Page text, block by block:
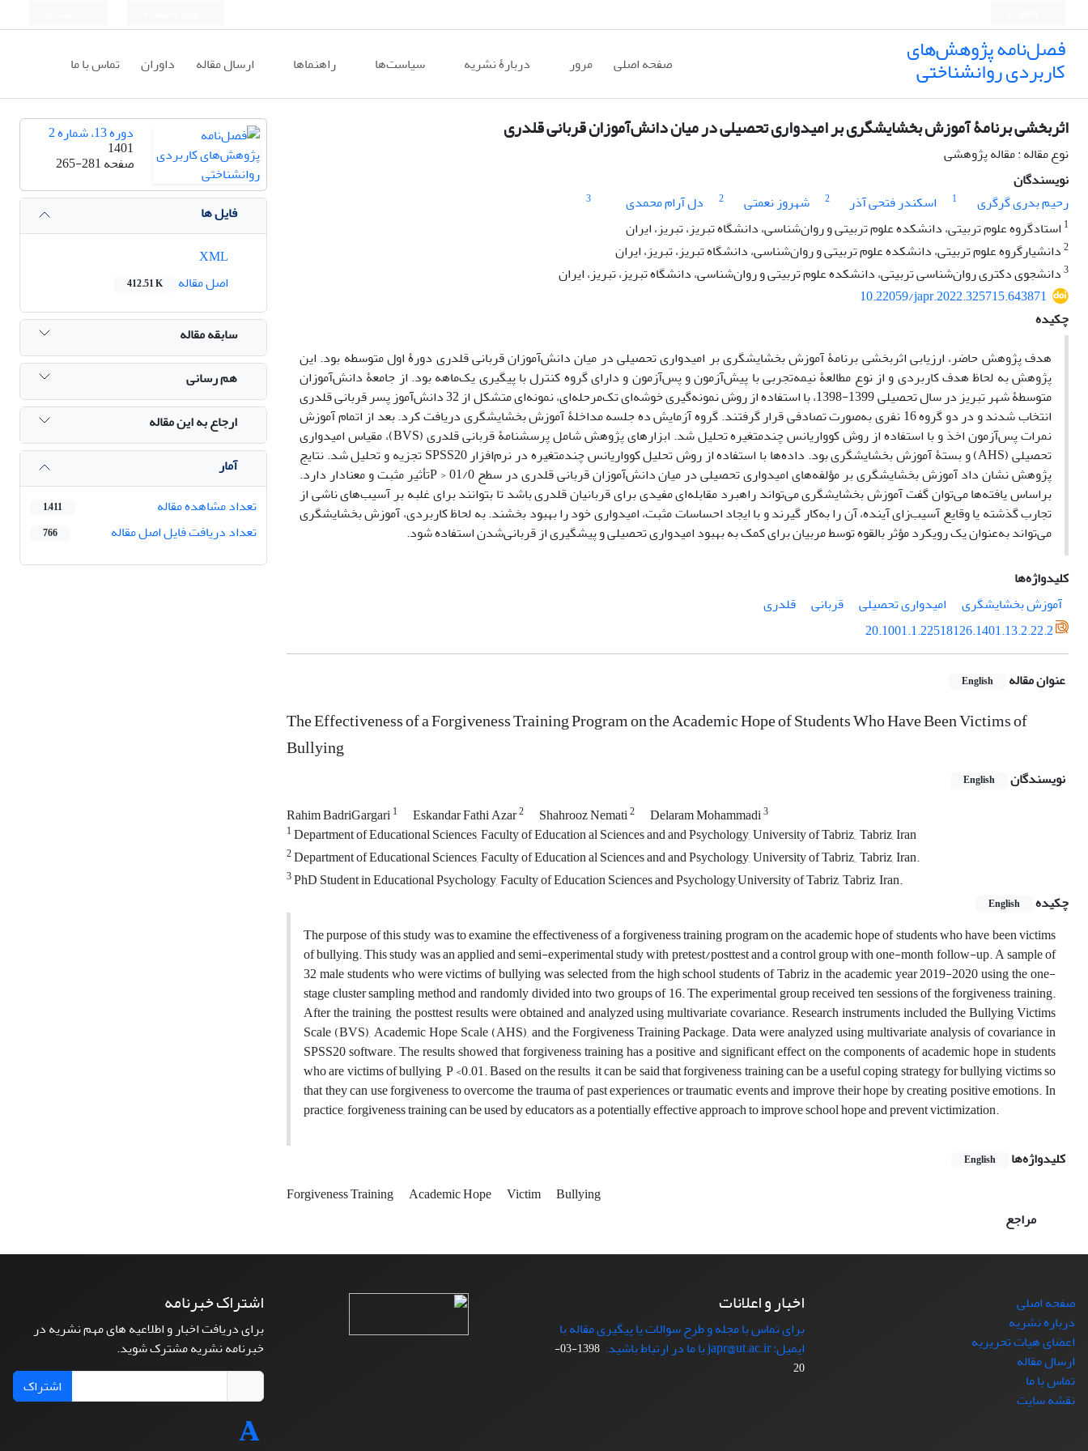
فصل‌نامه پژوهش‌های
کاربردی روانشناختی صفحه اصلی مرور دربارۀ نشریه سیاست‌ها راهنماها ارسال مقاله داوران تماس با ما
اثربخشی برنامۀ آموزش بخشایشگری بر امیدواری تحصیلی در میان دانش‌آموزان قربانی قلدری
نوع مقاله : مقاله پژوهشی
نویسندگان
رحیم بدری گرگری
1 اسکندر فتحی آذر 2 شهروز نعمتی 2 دل آرام محمدی
3
1 استادگروه علوم تربیتی، دانشکده علوم تربیتی و روان‌شناسی، دانشگاه تبریز، تبریز، ایران
2دانشیارگروه علوم تربیتی، دانشکده علوم تربیتی و روان‌شناسی، دانشگاه تبریز، تبریز، ایران
3دانشجوی دکتری روان‌شناسی تربیتی، دانشکده علوم تربیتی و روان‌شناسی، دانشگاه تبریز، تبریز، ایران
10.22059/japr.2022.325715.643871
چکیده
هدف پژوهش حاضر، ارزیابی اثربخشی برنامۀ آموزش بخشایشگری بر امیدواری تحصیلی در میان دانش‌آموزان قربانی قلدری دورۀ اول متوسطه بود. این
پژوهش به لحاظ هدف کاربردی و از نوع مطالعۀ نیمه‌تجربی با پیش‌آزمون و پس‌آزمون و دارای گروه کنترل با پیگیری یک‌ماهه بود. از جامعۀ دانش‌آموزان
متوسطۀ شهر تبریز در سال تحصیلی 1399-1398، با استفاده از روش نمونه‌گیری خوشه‌ای تک‌مرحله‌ای، نمونه‌ای متشکل از 32 دانش‌آموز پسر قربانی قلدری
انتخاب شدند و در دو گروه 16 نفری به‌صورت تصادفی قرار گرفتند. گروه آزمایش ده جلسه مداخلۀ آموزش بخشایشگری دریافت کرد. بعد از اتمام آموزش
نمرات پس‌آزمون اخذ و با استفاده از روش کوواریانس چندمتغیره تحلیل شد. ابزارهای پژوهش شامل پرسشنامۀ قربانی قلدری (BVS)، مقیاس امیدواری
تحصیلی (AHS) و بستۀ آموزش بخشایشگری بود. داده‌ها با استفاده از روش تحلیل کوواریانس چندمتغیره در نرم‌افزار SPSS20 تجزیه و تحلیل شد. نتایج
پژوهش نشان داد آموزش بخشایشگری بر مؤلفه‌های امیدواری تحصیلی در میان دانش‌آموزان قربانی قلدری در سطح 01/0 < Pتأثیر مثبت و معنادار دارد.
براساس یافته‌ها می‌توان گفت آموزش بخشایشگری می‌تواند راهبرد مقابله‌ای مفیدی برای قربانیان قلدری باشد تا بتوانند برای غلبه بر آسیب‌های ناشی از
تجارب گذشته یا وقایع آسیب‌زای آینده، آن را به‌کار گیرند و با ایجاد احساسات مثبت، امیدواری خود را بهبود بخشند. به لحاظ کاربردی، آموزش بخشایشگری
می‌تواند به‌عنوان یک رویکرد مؤثر بالقوه توسط مربیان برای کمک به بهبود امیدواری تحصیلی و پیشگیری از قربانی‌شدن استفاده شود.
کلیدواژه‌ها
آموزش بخشایشگری
امیدواری تحصیلی قربانی
قلدری
20.1001.1.22518126.1401.13.2.22.2
عنوان مقاله English
The Effectiveness of a Forgiveness Training Program on the Academic Hope of Students Who Have Been Victims of
Bullying
نویسندگان English
Rahim BadriGargari1 Eskandar Fathi Azar2 Shahrooz Nemati2 Delaram Mohammadi3
1Department of Educational Sciences, Faculty of Education al Sciences and and Psychology, University of Tabriz,, Tabriz, Iran
2Department of Educational Sciences, Faculty of Education al Sciences and and Psychology, University of Tabriz,, Tabriz, Iran.
3PhD Student in Educational Psychology, Faculty of Education Sciences and Psychology,University of Tabriz, Tabriz, Iran.
چکیده
English
The purpose of this study was to examine the effectiveness of a forgiveness training program on the academic hope of students who have been victims
of bullying. This study was an applied and semi-experimental study with pretest/posttest and a control group with one-month follow-up. A sample of
32 male students who were victims of bullying was selected from the high school students of Tabriz in the academic year 2019-2020 using the one-
stage cluster sampling method and randomly divided into two groups of 16. The experimental group received ten sessions of the forgiveness training.
After the training, the posttest results were obtained and analyzed using multivariate covariance. Research instruments included the Bullying Victims
Scale (BVS), Academic Hope Scale (AHS), and the Forgiveness Training Package. Data were analyzed using multivariate analysis of covariance in
SPSS20 software. The results showed that forgiveness training has a positive and significant effect on the components of academic hope in students
who are victims of bullying, P <0.01. Based on the results, it can be said that forgiveness training can be a useful coping strategy for bullying victims so
that they can use forgiveness to overcome the trauma of past experiences or traumatic events and improve their hope by creating positive emotions. In
practice, forgiveness training can be used by educators as a potentially effective approach to improve school hope and prevent victimization.
کلیدواژه‌ها
English
Forgiveness Training Academic Hope Victim
Bullying
مراجع
دوره 13، شماره 2
1401
صفحه265-281
فایل ها
اصل مقاله
412.51 K
سابقه مقاله
هم رسانی
ارجاع به این مقاله
آمار
تعداد مشاهده مقاله
1,411
تعداد دریافت فایل اصل مقاله 766
صفحه اصلی
درباره نشریه
اعضای هیات تحریریه
ارسال مقاله
تماس با ما
نقشه سایت
اخبار و اعلانات
برای تماس با مجله و طرح سوالات یا پیگیری مقاله با
ایمیل: japr@ut.ac.ir با ما در ارتباط باشید.
1398-03-
20
اشتراک خبرنامه
برای دریافت اخبار و اطلاعیه های مهم نشریه در
خبرنامه نشریه مشترک شوید.
اشتراک